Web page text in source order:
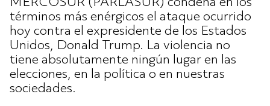
MERCOSUR (PARLASUR) condena en los
términos más enérgicos el ataque ocurrido
hoy contra el expresidente de los Estados
Unidos, Donald Trump. La violencia no
tiene absolutamente ningún lugar en las
elecciones, en la política o en nuestras
sociedades.